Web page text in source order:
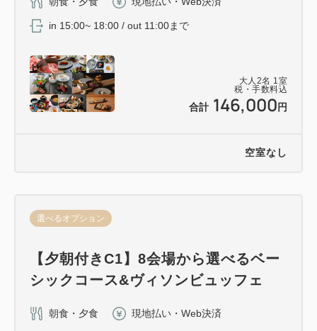
大人 2名 1室
税・手数料込
合計 146,000 円
in 15:00~ 18:00 / out 11:00まで
空室なし
選べるオプション
【夕朝付きC1】8会場から選べるベー
シックコース&ヴィソンビュッフェ
朝食・夕食 現地払い・Web決済